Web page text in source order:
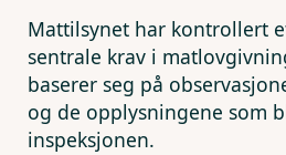
Mattilsynet har kontrollert
sentrale krav i
baserer seg på
og de opplysningene som
inspeksjonen.